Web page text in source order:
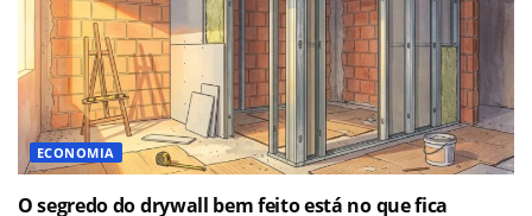
ECONOMIA
O segredo do drywall bem feito está no que fica